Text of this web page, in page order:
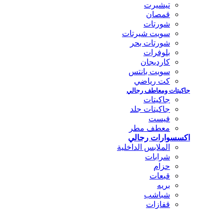
تيشيرت
قمصان
شورتات
سويت شيرتات
شورتات بحر
بلوفرات
كارديجان
سويت بانتس
كت رياضي
جاكيتات ومعاطف رجالي
جاكيتات
جاكيتات جلد
فيست
معطف مطر
اكسسوارات رجالي
الملابس الداخلية
شرابات
حزام
قبعات
بريه
شباشب
قفازات